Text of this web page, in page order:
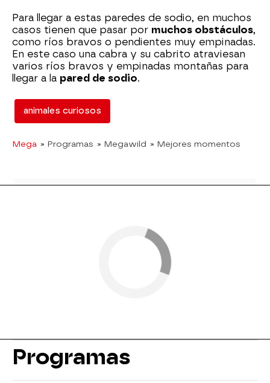
Para llegar a estas paredes de sodio, en muchos
casos tienen que pasar por muchos obstáculos,
como ríos bravos o pendientes muy empinadas.
En este caso una cabra y su cabrito atraviesan
varios ríos bravos y empinadas montañas para
llegar a la pared de sodio.
animales curiosos
Mega » Programas » Megawild » Mejores momentos
Programas